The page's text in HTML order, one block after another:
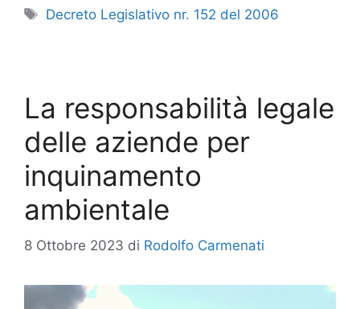
Tag
Decreto Legislativo nr. 152 del 2006
La responsabilità legale
delle aziende per
inquinamento
ambientale
8 Ottobre 2023 di Rodolfo Carmenati